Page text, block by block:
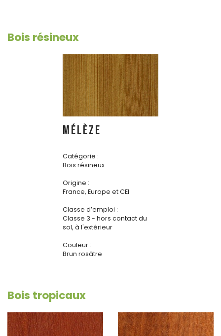
Bois résineux
MÉLÈZE
Catégorie :
Bois résineux
Origine :
France, Europe et CEI
Classe d’emploi :
Classe 3 - hors contact du
sol, à l'extérieur
Couleur :
Brun rosâtre
Bois tropicaux